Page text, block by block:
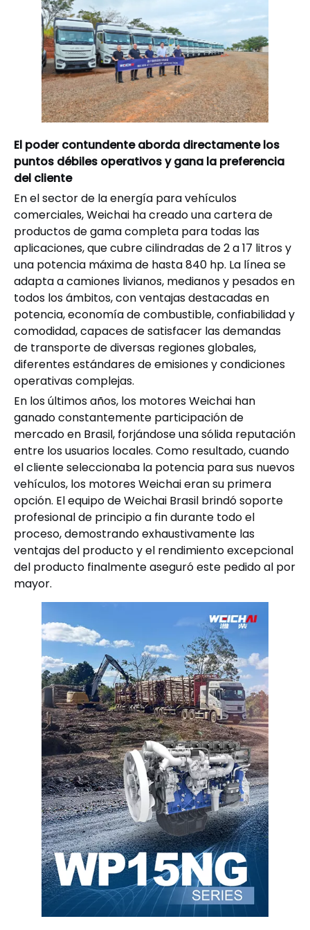
El poder contundente aborda directamente los
puntos débiles operativos y gana la preferencia
del cliente
En el sector de la energía para vehículos
comerciales, Weichai ha creado una cartera de
productos de gama completa para todas las
aplicaciones, que cubre cilindradas de 2 a 17 litros y
una potencia máxima de hasta 840 hp. La línea se
adapta a camiones livianos, medianos y pesados ​​en
todos los ámbitos, con ventajas destacadas en
potencia, economía de combustible, confiabilidad y
comodidad, capaces de satisfacer las demandas
de transporte de diversas regiones globales,
diferentes estándares de emisiones y condiciones
operativas complejas.
En los últimos años, los motores Weichai han
ganado constantemente participación de
mercado en Brasil, forjándose una sólida reputación
entre los usuarios locales. Como resultado, cuando
el cliente seleccionaba la potencia para sus nuevos
vehículos, los motores Weichai eran su primera
opción. El equipo de Weichai Brasil brindó soporte
profesional de principio a fin durante todo el
proceso, demostrando exhaustivamente las
ventajas del producto y el rendimiento excepcional
del producto finalmente aseguró este pedido al por
mayor.